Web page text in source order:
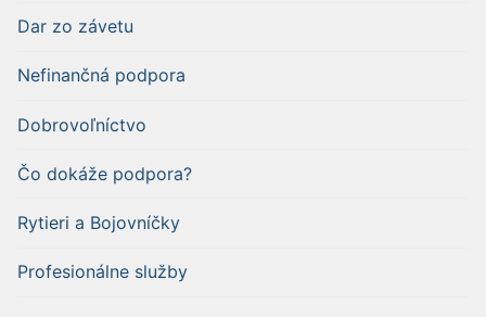
Dar zo závetu
Nefinančná podpora
Dobrovoľníctvo
Čo dokáže podpora?
Rytieri a Bojovníčky
Profesionálne služby